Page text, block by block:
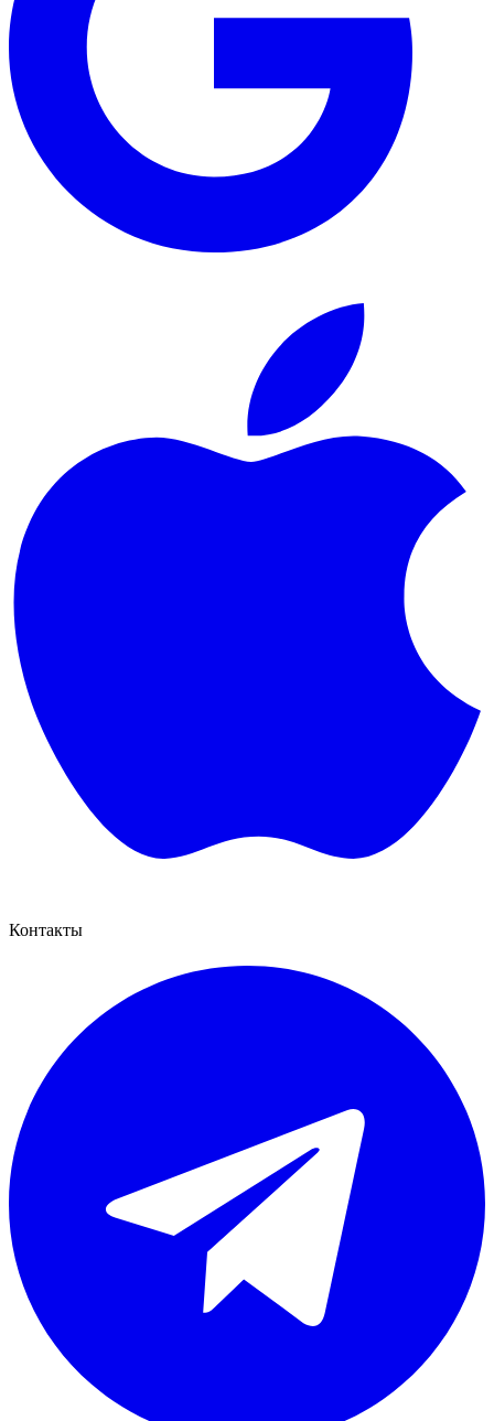
Контакты